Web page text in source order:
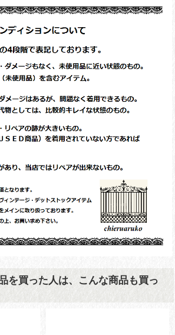
を買った人は、こんな商品も買っ